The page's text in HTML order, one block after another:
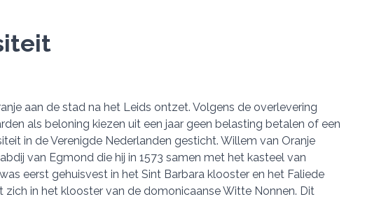
aan de stad na het Leids ontzet. Volgens de overlevering
als beloning kiezen uit een jaar geen belasting betalen of een
in de Verenigde Nederlanden gesticht. Willem van Oranje
van Egmond die hij in 1573 samen met het kasteel van
eerst gehuisvest in het Sint Barbara klooster en het Faliede
zich in het klooster van de domonicaanse Witte Nonnen. Dit